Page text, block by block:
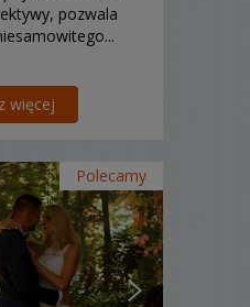
pozwala
więcej
Polecamy